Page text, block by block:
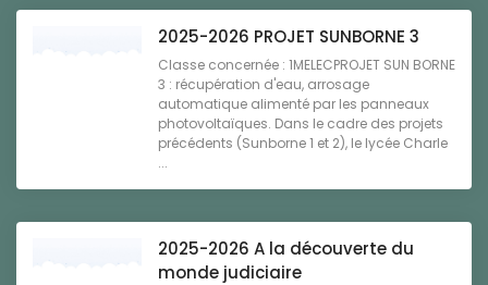
2025-2026 PROJET SUNBORNE 3
Classe concernée : 1MELECPROJET SUN BORNE
3 : récupération d'eau, arrosage
automatique alimenté par les panneaux
photovoltaïques. Dans le cadre des projets
précédents (Sunborne 1 et 2), le lycée Charle
...
2025-2026 A la découverte du
monde judiciaire